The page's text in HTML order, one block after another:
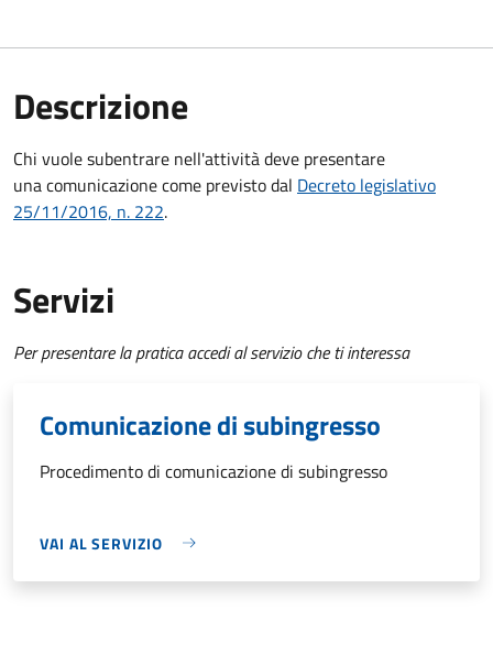
Descrizione
Chi vuole subentrare nell'attività deve presentare
una comunicazionecome previsto dal Decreto legislativo
25/11/2016, n. 222.
Servizi
Per presentare la pratica accedi al servizio che ti interessa
Comunicazione di subingresso
Procedimento di comunicazione di subingresso
VAI AL SERVIZIO